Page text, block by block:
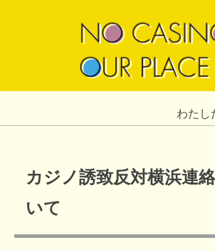
わたし
カジノ誘致反対横浜連
いて